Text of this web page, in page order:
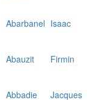
Abarbanel Isaac
Abauzit
Firmin
Abbadie
Jacques